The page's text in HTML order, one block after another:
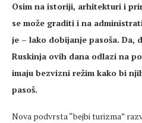
Osim na istoriji, arhitekturi i
se može graditi i na
je – lako dobijanje pasoša.
Ruskinja ovih dana odlazi na
imaju bezvizni režim kako bi
pasoš.
Nova podvrsta “bejbi turizma”